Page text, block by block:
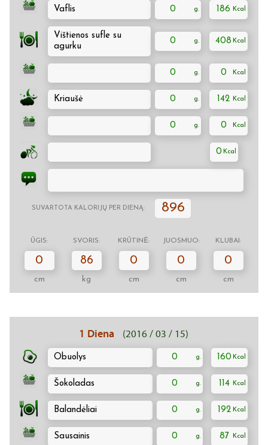
Vaflis 0 186
Vištienos sufle su
agurku
0 408
0 0
Kriaušė 0 142
0 0
0
SUVARTOTA KALORIJŲ PER DIENĄ: 896
ŪGIS: SVORIS: KRŪTINĖ: JUOSMUO: KLUBAI:
0
cm
86
kg
0
cm
0
cm
0
cm
1 Diena (2016 / 03 / 15)
Obuolys 0 160
Šokoladas 0 114
Balandėliai 0 192
Sausainis 0 87